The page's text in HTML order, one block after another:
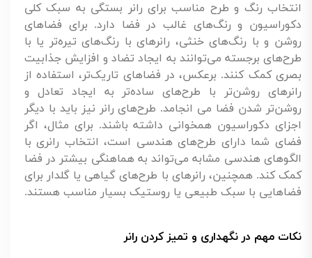
انتخاب رنگ و طرح مناسب برای رانر بستگی به سبک کلی
دکوراسیون و رنگ‌های غالب در فضا دارد. برای فضاهای
روشن و با رنگ‌های خنثی، رانرهای با رنگ‌های تیره‌تر یا با
طرح‌های برجسته می‌توانند به ایجاد تضاد و افزایش جذابیت
بصری کمک کنند. برعکس، در فضاهای تاریک‌تر، استفاده از
رانرهای روشن‌تر با طرح‌های ساده‌تر به ایجاد تعادل و
روشن‌تر شدن فضا می انجامد. طرح‌های رانر نیز باید با دیگر
اجزای دکوراسیون همخوانی داشته باشند. برای مثال، اگر
فضای شما دارای طرح‌های هندسی است، انتخاب رانری با
الگوهای هندسی مشابه می‌تواند به هماهنگی بیشتر در فضا
کمک کند. همچنین، رانرهای با طرح‌های گیاهی یا گلدار برای
فضاهایی با سبک طبیعی یا روستیک بسیار مناسب هستند.
نکات مهم در نگهداری و تمیز کردن رانر